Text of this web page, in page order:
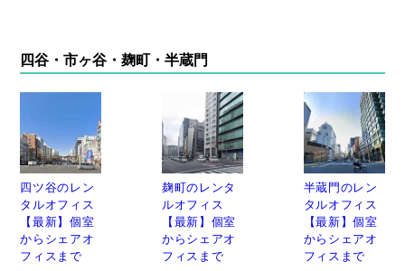
四谷・市ヶ谷・麹町・半蔵門
四ツ谷のレン
タルオフィス
【最新】個室
からシェアオ
フィスまで
麹町のレンタ
ルオフィス
【最新】個室
からシェアオ
フィスまで
半蔵門のレン
タルオフィス
【最新】個室
からシェアオ
フィスまで